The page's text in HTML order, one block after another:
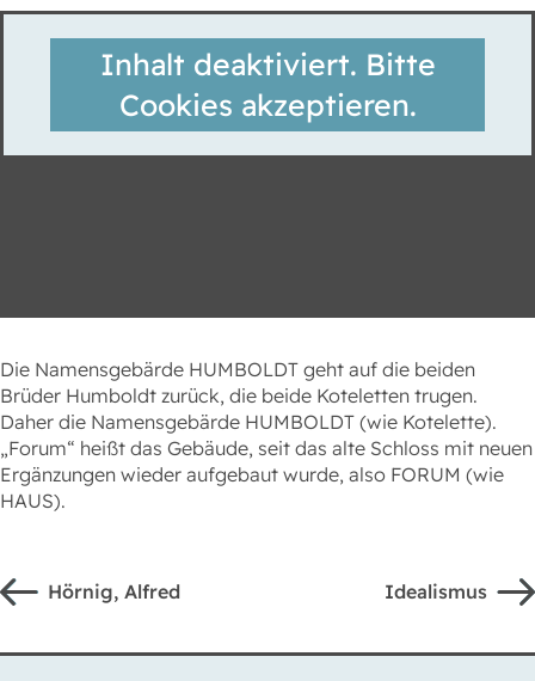
Inhalt deaktiviert. Bitte
Cookies akzeptieren.
Die Namensgebärde HUMBOLDT geht auf die beiden
Brüder Humboldt zurück, die beide Koteletten trugen.
Daher die Namensgebärde HUMBOLDT (wie Kotelette).
„Forum“ heißt das Gebäude, seit das alte Schloss mit neuen
Ergänzungen wieder aufgebaut wurde, also FORUM (wie
HAUS).
Hörnig, Alfred Idealismus